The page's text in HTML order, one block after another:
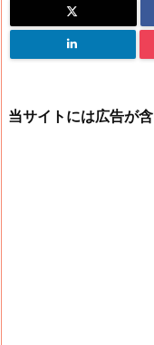
当サイトには広告が含